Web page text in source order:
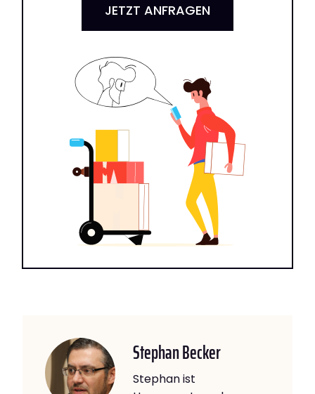
JETZT ANFRAGEN
Stephan Becker
Stephan ist